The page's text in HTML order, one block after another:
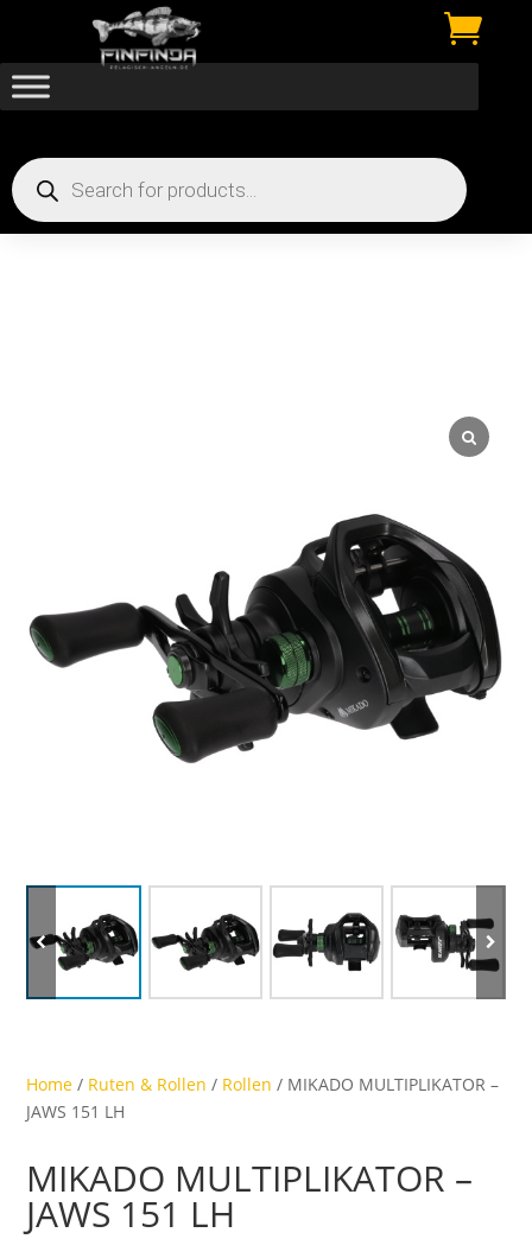

Products
search
Home / Ruten & Rollen / Rollen / MIKADO MULTIPLIKATOR –
JAWS 151 LH
MIKADO MULTIPLIKATOR –
JAWS 151 LH